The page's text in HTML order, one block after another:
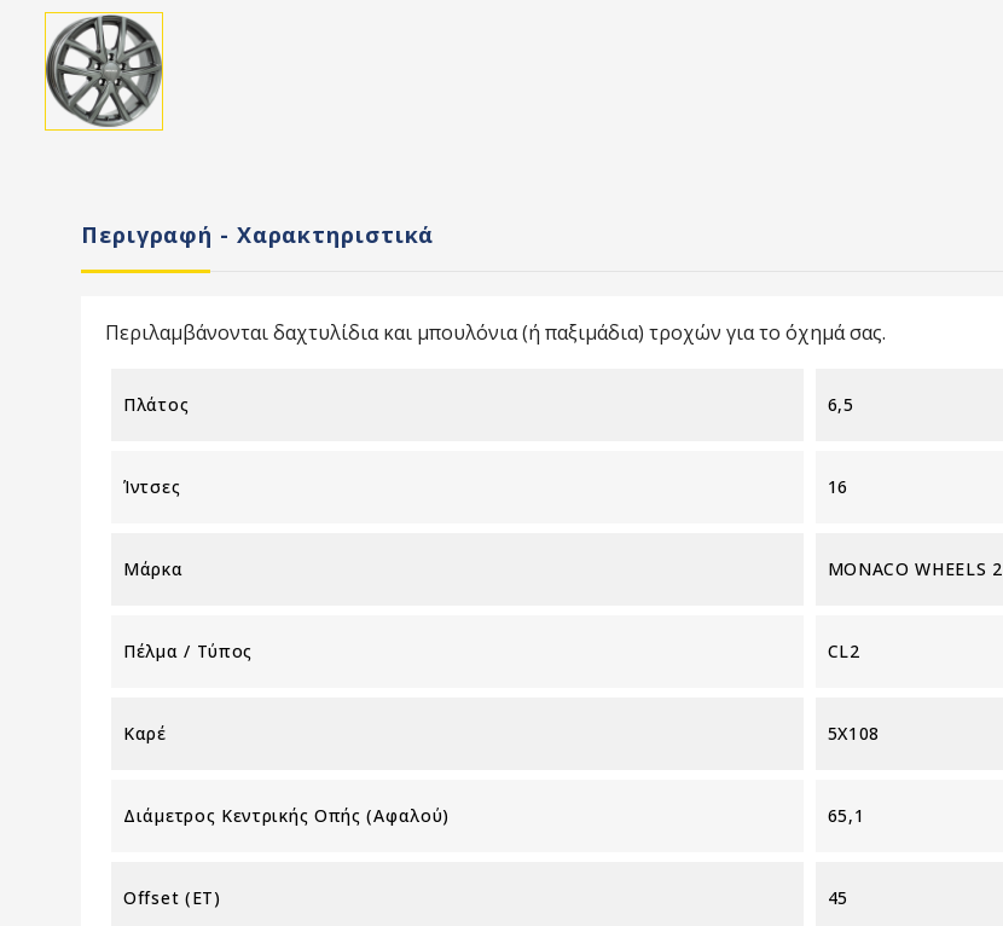
Περιγραφή - Χαρακτηριστικά
Περιλαμβάνονται δαχτυλίδια και μπουλόνια (ή παξιμάδια) τροχών για το όχημά σας.
Πλάτος 6,5
Ίντσες 16
Μάρκα MONACO WHEELS 2
Πέλμα / Τύπος CL2
Καρέ 5X108
Διάμετρος Κεντρικής Οπής (αφαλού) 65,1
Offset (ET) 45